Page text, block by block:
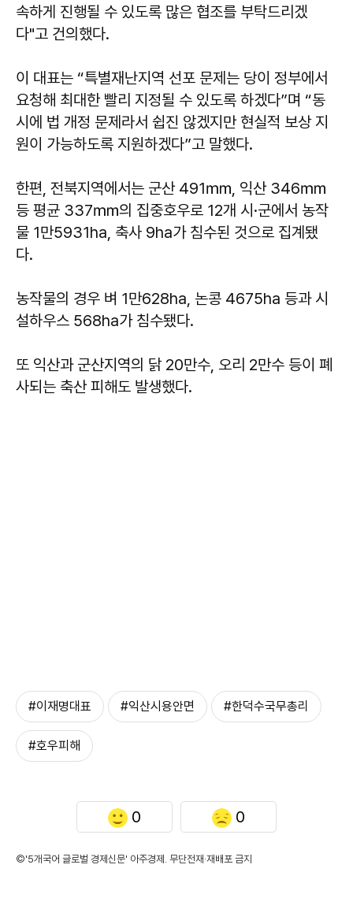
속하게 진행될 수 있도록 많은 협조를 부탁드리겠
다"고 건의했다.
이 대표는 “특별재난지역 선포 문제는 당이 정부에서
요청해 최대한 빨리 지정될 수 있도록 하겠다”며 “동
시에 법 개정 문제라서 쉽진 않겠지만 현실적 보상 지
원이 가능하도록 지원하겠다”고 말했다.
한편, 전북지역에서는 군산 491㎜, 익산 346㎜
등 평균 337㎜의 집중호우로 12개 시·군에서 농작
물 1만5931ha, 축사 9ha가 침수된 것으로 집계됐
다.
농작물의 경우 벼 1만628ha, 논콩 4675ha 등과 시
설하우스 568ha가 침수됐다.
또 익산과 군산지역의 닭 20만수, 오리 2만수 등이 폐
사되는 축산 피해도 발생했다.
#이재명대표 #익산시용안면 #한덕수국무총리
#호우피해
0 0
©'5개국어 글로벌 경제신문' 아주경제. 무단전재·재배포 금지